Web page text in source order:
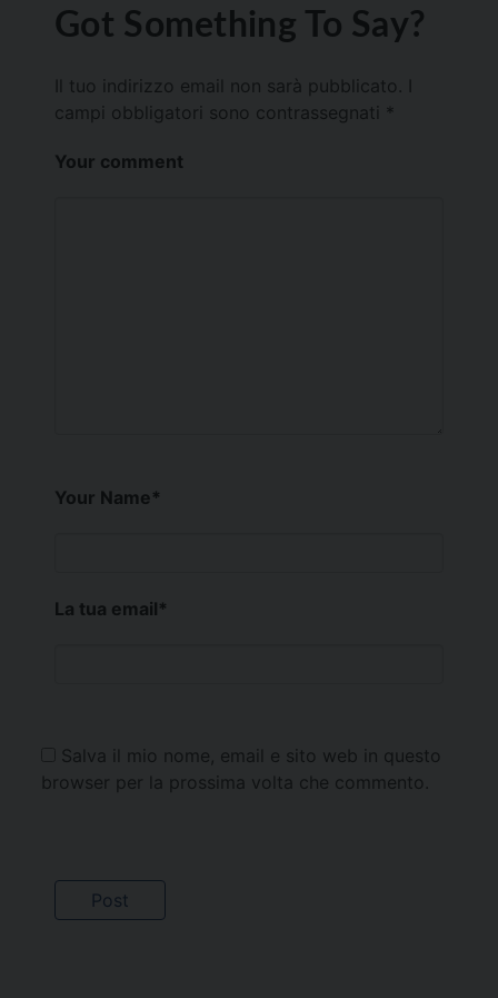
Got Something To Say?
Il tuo indirizzo email non sarà pubblicato.
campi obbligatori sono contrassegnati *
Your comment
Your Name*
La tua email*
Salva il mio nome, email e sito web in questo
browser per la prossima volta che commento.